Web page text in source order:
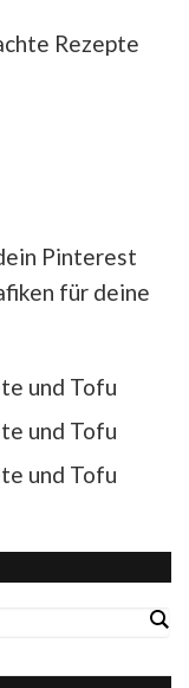
Rezepte
Pinterest
für deine